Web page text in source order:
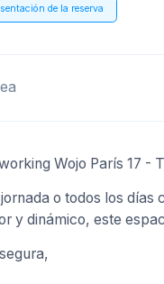
de la reserva
Wojo París 17 -
o todos los
y dinámico, este